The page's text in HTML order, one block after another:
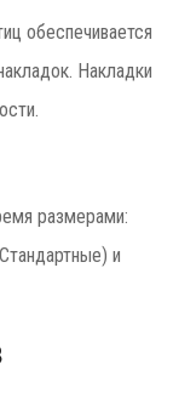
обеспечивается
Накладки
размерами:
и